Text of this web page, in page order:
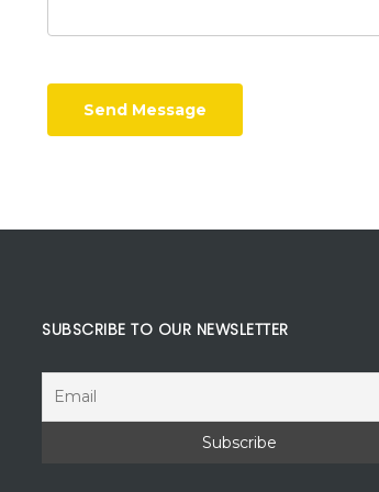
Send Message
SUBSCRIBE TO OUR NEWSLETTER